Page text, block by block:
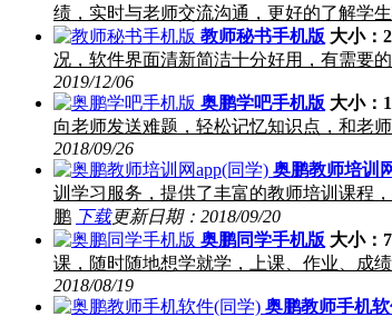
绩，实时与老师交流沟通，更好的了解学
教师秘书手机版 大小：
况，软件界面清新简洁十分好用，有需要
2019/12/06
奥鹏学吧手机版 大小：
向老师发送难题，轻松记忆知识点，和老
2018/09/26
奥鹏教师培训
训学习服务，提供了丰富的教师培训课程
鹏 下载更新日期：2018/09/20
奥鹏同学手机版 大小：
课，随时随地想学就学，上课、作业、成
2018/08/19
奥鹏教师手机